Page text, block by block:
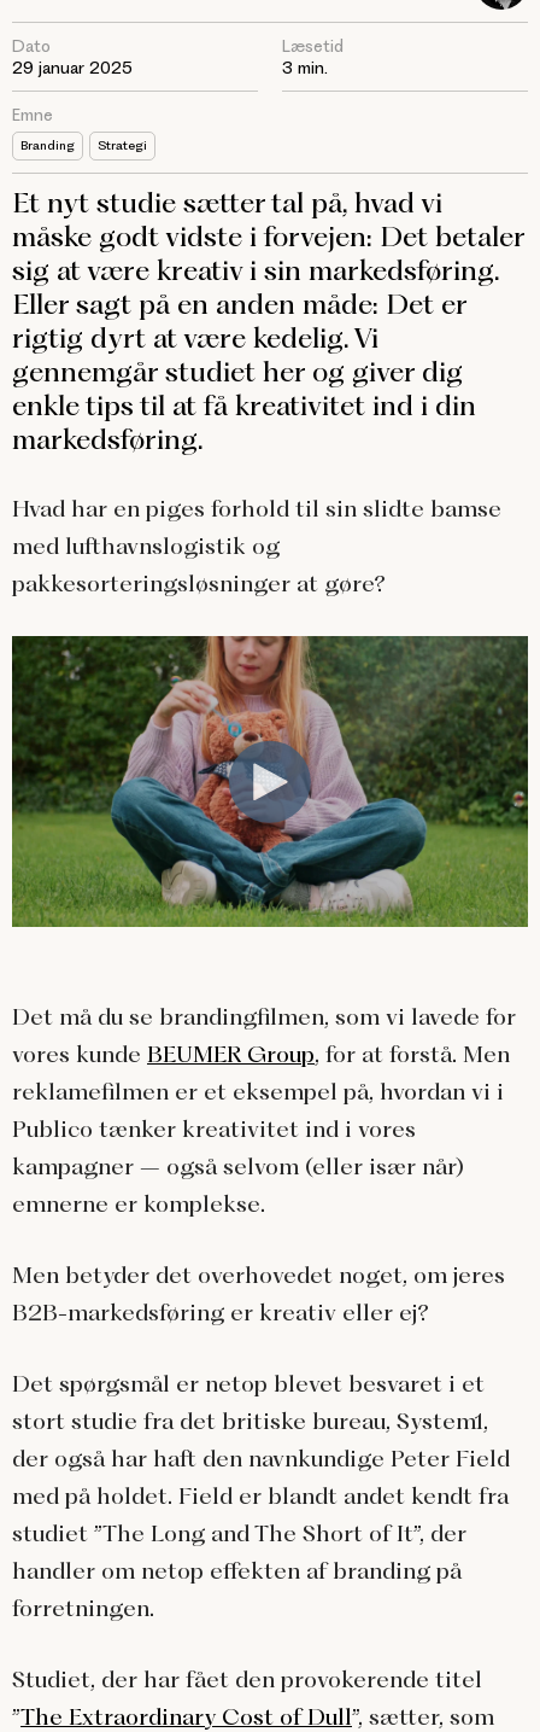
Dato
29 januar 2025
Emne
Branding Strategi
Læsetid
3 min.
Et nyt studie sætter tal på, hvad vi
måske godt vidste i forvejen: Det betaler
sig at være kreativ i sin markedsføring.
Eller sagt på en anden måde: Det er
rigtig dyrt at være kedelig. Vi
gennemgår studiet her og giver dig
enkle tips til at få kreativitet ind i din
markedsføring.
Hvad har en piges forhold til sin slidte bamse
med lufthavnslogistik og
pakkesorteringsløsninger at gøre?
Det må du se brandingfilmen, som vi lavede for
vores kunde BEUMER Group, for at forstå. Men
reklamefilmen er et eksempel på, hvordan vi i
Publico tænker kreativitet ind i vores
kampagner – også selvom (eller især når)
emnerne er komplekse.
Men betyder det overhovedet noget, om jeres
B2B-markedsføring er kreativ eller ej?
Det spørgsmål er netop blevet besvaret i et
stort studie fra det britiske bureau, System1,
der også har haft den navnkundige Peter Field
med på holdet. Field er blandt andet kendt fra
studiet ”The Long and The Short of It”, der
handler om netop effekten af branding på
forretningen.
Studiet, der har fået den provokerende titel
”The Extraordinary Cost of Dull”, sætter, som